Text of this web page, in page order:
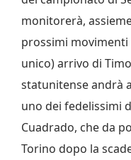
monitorerà,
prossimi
unico) arrivo di
statunitense andrà
uno dei fedelissimi
Cuadrado, che da
Torino dopo la